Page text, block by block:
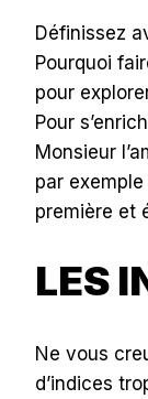
Définissez
Pourquoi
pour
Pour
Monsieur
par
première et
LES
Ne vous
d’indices